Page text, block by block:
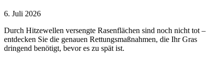
6. Juli 2026
Durch Hitzewellen versengte Rasenflächen sind noch nicht tot –
entdecken Sie die genauen Rettungsmaßnahmen, die Ihr Gras
dringend benötigt, bevor es zu spät ist.